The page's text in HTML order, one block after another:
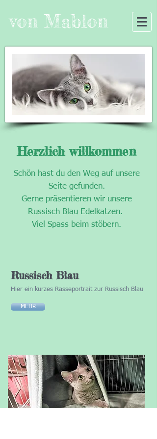
von Mablon
Herzlich willkommen
Schön hast du den Weg auf unsere
Seite gefunden.
Gerne präsentieren wir unsere
Russisch Blau Edelkatzen.
Viel Spass beim stöbern.
Russisch Blau
Hier ein kurzes Rasseportrait zur Russisch Blau
MEHR